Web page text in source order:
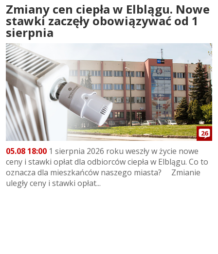
Zmiany cen ciepła w Elblągu. Nowe
stawki zaczęły obowiązywać od 1
sierpnia
26
05.08 18:00 1 sierpnia 2026 roku weszły w życie nowe
ceny i stawki opłat dla odbiorców ciepła w Elblągu. Co to
oznacza dla mieszkańców naszego miasta? Zmianie
uległy ceny i stawki opłat...